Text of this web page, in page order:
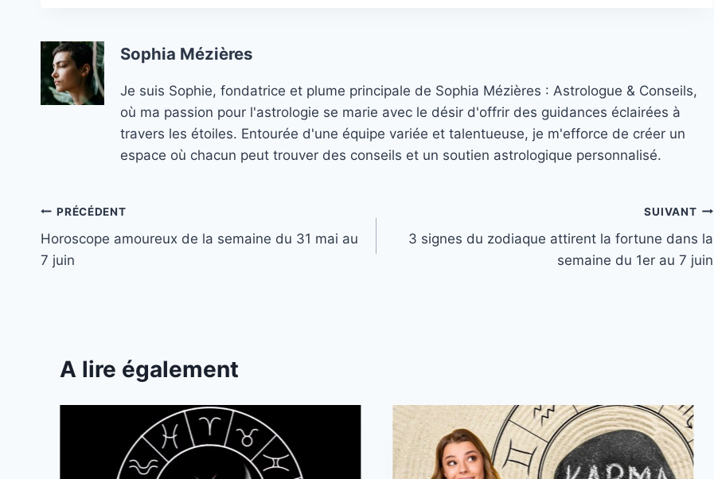
Sophia Mézières
Je suis Sophie, fondatrice et plume principale de Sophia Mézières : Astrologue & Conseils,
où ma passion pour l'astrologie se marie avec le désir d'offrir des guidances éclairées à
travers les étoiles. Entourée d'une équipe variée et talentueuse, je m'efforce de créer un
espace où chacun peut trouver des conseils et un soutien astrologique personnalisé.
Navigation
de
PRÉCÉDENT
Horoscope amoureux de la semaine du 31 mai au
7 juin
SUIVANT
3 signes du zodiaque attirent la fortune dans la
semaine du 1er au 7 juin
A lire également